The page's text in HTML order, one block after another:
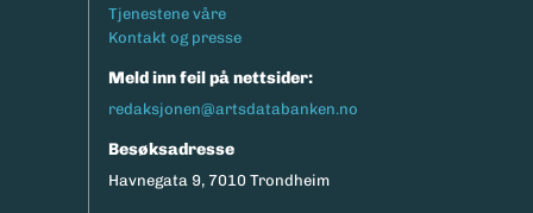
Tjenestene våre
Kontakt og presse
Meld inn feil på nettsider:
redaksjonen@artsdatabanken.no
Besøksadresse
Havnegata 9, 7010 Trondheim